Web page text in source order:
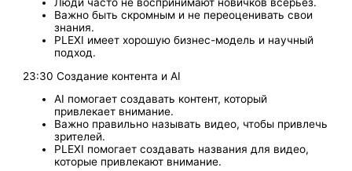
Важно быть скромным и не переоценивать свои
знания.
PLEXI имеет хорошую бизнес-модель и научный
подход.
23:30 Создание контента и AI
AI помогает создавать контент, который
привлекает внимание.
Важно правильно называть видео, чтобы привлечь
зрителей.
PLEXI помогает создавать названия для видео,
которые привлекают внимание.